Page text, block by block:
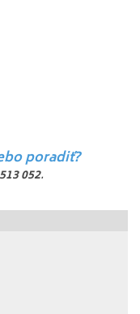
poradiť?
052.